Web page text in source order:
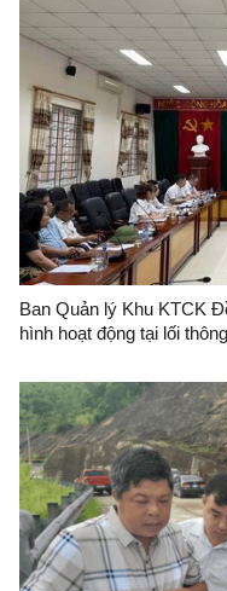
Ban Quản lý Khu KTCK
hình hoạt động tại lối